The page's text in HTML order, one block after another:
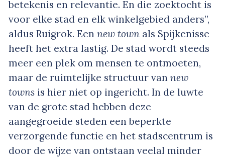
betekenis en relevantie. En die zoektocht is
voor elke stad en elk winkelgebied anders”,
aldus Ruigrok. Een new town als Spijkenisse
heeft het extra lastig. De stad wordt steeds
meer een plek om mensen te ontmoeten,
maar de ruimtelijke structuur van new
towns is hier niet op ingericht. In de luwte
van de grote stad hebben deze
aangegroeide steden een beperkte
verzorgende functie en het stadscentrum is
door de wijze van ontstaan veelal minder